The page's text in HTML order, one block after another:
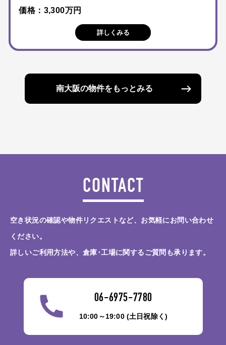
価格：3,300万円
詳しくみる
南大阪の物件をもっとみる
CONTACT
空き状況の確認や物件リクエストなど、お気軽にお問い合わせ
ください。
詳しいご利用方法や、倉庫･工場に関するご質問も承ります。
06-6975-7780
10:00～19:00 (土日祝除く)